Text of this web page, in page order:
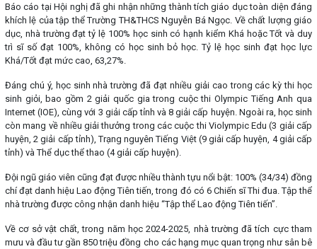
Báo cáo tại Hội nghị đã ghi nhận những thành tích giáo dục toàn diện đáng
khích lệ của tập thể Trường TH&THCS Nguyễn Bá Ngọc. Về chất lượng giáo
dục, nhà trường đạt tỷ lệ 100% học sinh có hạnh kiểm Khá hoặc Tốt và duy
trì sĩ số đạt 100%, không có học sinh bỏ học. Tỷ lệ học sinh đạt học lực
Khá/Tốt đạt mức cao, 63,27%.
Đáng chú ý, học sinh nhà trường đã đạt nhiều giải cao trong các kỳ thi học
sinh giỏi, bao gồm 2 giải quốc gia trong cuộc thi Olympic Tiếng Anh qua
Internet (IOE), cùng với 3 giải cấp tỉnh và 8 giải cấp huyện. Ngoài ra, học sinh
còn mang về nhiều giải thưởng trong các cuộc thi Violympic Edu (3 giải cấp
huyện, 2 giải cấp tỉnh), Trạng nguyên Tiếng Việt (9 giải cấp huyện, 4 giải cấp
tỉnh) và Thể dục thể thao (4 giải cấp huyện).
Đội ngũ giáo viên cũng đạt được nhiều thành tựu nổi bật: 100% (34/34) đồng
chí đạt danh hiệu Lao động Tiên tiến, trong đó có 6 Chiến sĩ Thi đua. Tập thể
nhà trường được công nhận danh hiệu “Tập thể Lao động Tiên tiến”.
Về cơ sở vật chất, trong năm học 2024-2025, nhà trường đã tích cực tham
mưu và đầu tư gần 850 triệu đồng cho các hạng mục quan trọng như sân bê